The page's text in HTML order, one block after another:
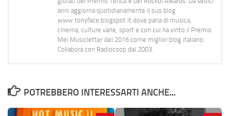
anni aggiorna quotidianamente il suo blog
www.tonyface.blogspot.it dove parla di musica,
cinema, culture varie, sport e con cui ha vinto il Premio
Mei Musicletter del 2016 come miglior blog italiano.
Collabora con Radiocoop dal 2003.
POTREBBERO INTERESSARTI ANCHE...